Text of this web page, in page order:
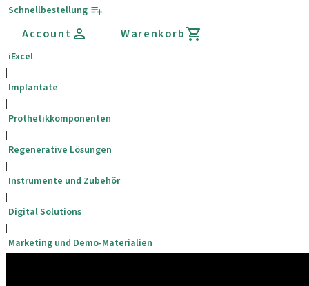
Schnellbestellung
Account Warenkorb
iExcel
|
Implantate
|
Prothetikkomponenten
|
Regenerative Lösungen
|
Instrumente und Zubehör
|
Digital Solutions
|
Marketing und Demo-Materialien